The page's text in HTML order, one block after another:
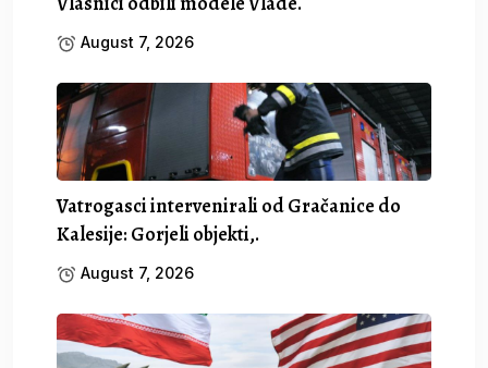
August 7, 2026
Vatrogasci intervenirali od Gračanice do
Kalesije: Gorjeli objekti,.
August 7, 2026